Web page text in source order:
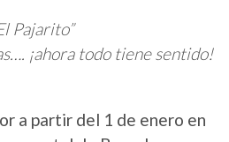
Pajarito”
¡ahora todo tiene sentido!
a partir del 1 de enero en